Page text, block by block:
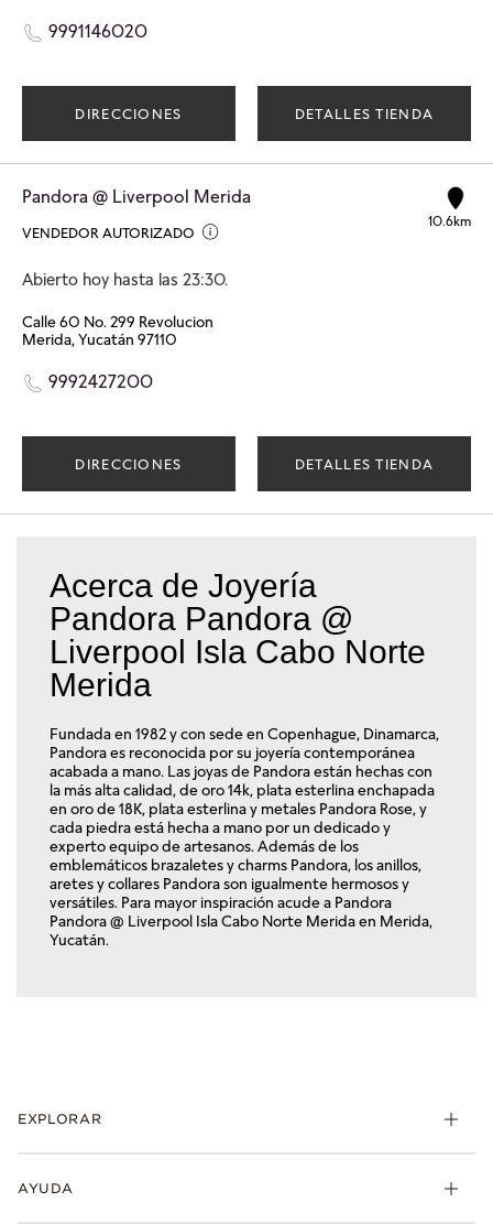
9991146020
DIRECCIONES DETALLES TIENDA
Pandora @ Liverpool Merida
VENDEDOR AUTORIZADO
Abierto hoy hasta las 23:30.
10.6km
Calle 60 No. 299 Revolucion
Merida, Yucatán 97110
9992427200
DIRECCIONES DETALLES TIENDA
Acerca de Joyería
Pandora Pandora @
Liverpool Isla Cabo Norte
Merida
Fundada en 1982 y con sede en Copenhague, Dinamarca,
Pandora es reconocida por su joyería contemporánea
acabada a mano. Las joyas de Pandora están hechas con
la más alta calidad, de oro 14k, plata esterlina enchapada
en oro de 18K, plata esterlina y metales Pandora Rose, y
cada piedra está hecha a mano por un dedicado y
experto equipo de artesanos. Además de los
emblemáticos brazaletes y charms Pandora, los anillos,
aretes y collares Pandora son igualmente hermosos y
versátiles. Para mayor inspiración acude a Pandora
Pandora @ Liverpool Isla Cabo Norte Merida en Merida,
Yucatán.
EXPLORAR
AYUDA